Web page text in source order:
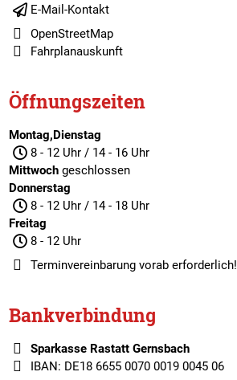
E-Mail-Kontakt
OpenStreetMap
Fahrplanauskunft
Öffnungszeiten
Montag,Dienstag
8 - 12 Uhr / 14 - 16 Uhr
Mittwochgeschlossen
Donnerstag
8 - 12 Uhr / 14 - 18 Uhr
Freitag
8 - 12 Uhr
Terminvereinbarungvorab erforderlich!
Bankverbindung
Sparkasse Rastatt Gernsbach
IBAN: DE18 6655 0070 0019 0045 06